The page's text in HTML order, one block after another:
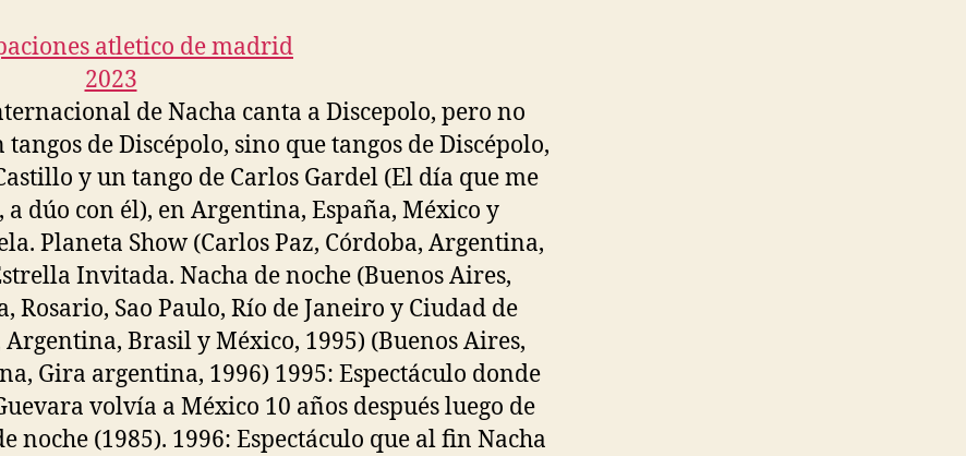
de Nacha canta a Discepolo, pero no
tangos de Discépolo, sino que tangos de Discépolo,
y un tango de Carlos Gardel (El día que me
a dúo con él), en Argentina, España, México y
Planeta Show (Carlos Paz, Córdoba, Argentina,
Invitada. Nacha de noche (Buenos Aires,
Rosario, Sao Paulo, Río de Janeiro y Ciudad de
Brasil y México, 1995) (Buenos Aires,
Gira argentina, 1996) 1995: Espectáculo donde
volvía a México 10 años después luego de
noche (1985). 1996: Espectáculo que al fin Nacha